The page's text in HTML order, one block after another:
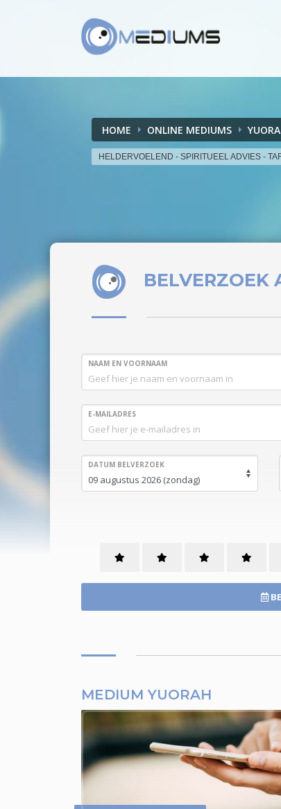
HOME ONLINE MEDIUMS
HELDERVOELEND - SPIRITUEEL ADVIES -
BELVERZOEK
NAAM EN VOORNAAM
E-MAILADRES
DATUM BELVERZOEK
MEDIUM YUORAH